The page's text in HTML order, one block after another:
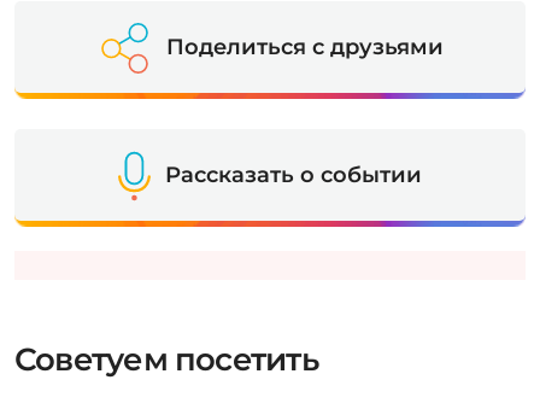
Поделиться с друзьями
Рассказать о событии
Советуем посетить